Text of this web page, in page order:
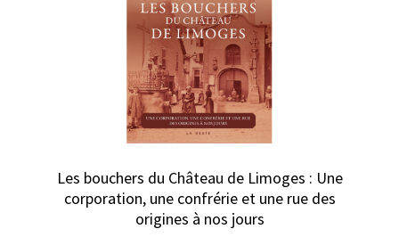
Les bouchers du Château de Limoges : Une
corporation, une confrérie et une rue des
origines à nos jours